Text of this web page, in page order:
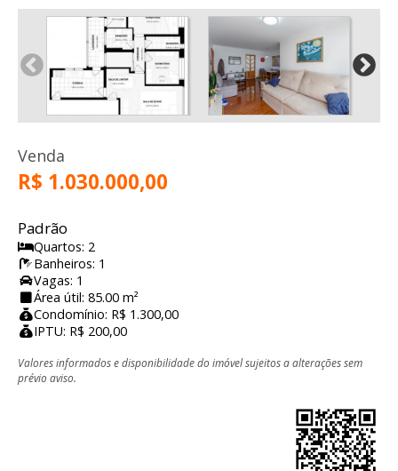
Venda
R$ 1.030.000,00
Padrão
Quartos: 2
Banheiros: 1
Vagas: 1
Área útil: 85.00 m²
Condomínio: R$ 1.300,00
IPTU: R$ 200,00
Valores informados e disponibilidade do imóvel sujeitos a alterações sem
prévio aviso.